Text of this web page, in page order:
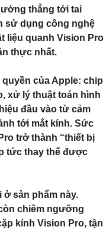
thẳng tới tai
sử dụng công nghệ
liệu quanh Vision Pro
thực nhất.
của Apple: chip
xử lý thuật toán hình
đầu vào từ cảm
tới mắt kính. Sức
trở thành “thiết bị
tức thay thế được
ở sản phẩm này.
chiêm ngưỡng
kính Vision Pro, tận